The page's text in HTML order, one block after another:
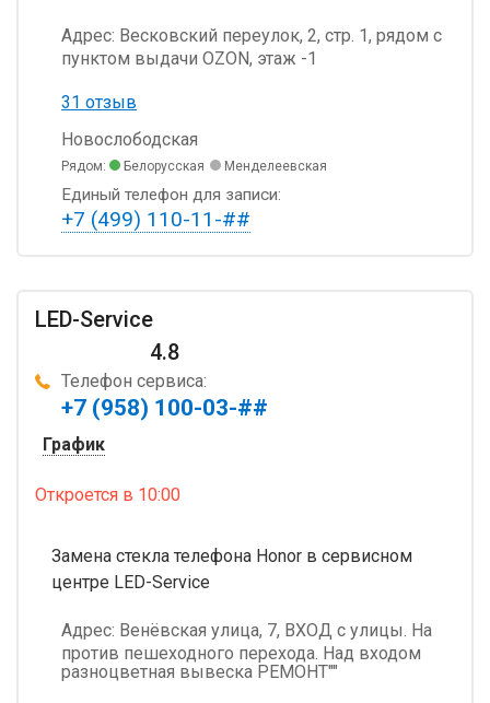
Адрес: Весковский переулок, 2, стр. 1, рядом с
пунктом выдачи OZON, этаж -1
31 отзыв
Новослободская
Рядом: Белорусская Менделеевская
Единый телефон для записи:
+7 (499) 110-11-##
LED-Service
4.8
Телефон сервиса:
+7 (958) 100-03-##
График
Откроется в 10:00
Замена стекла телефона Honor в сервисном
центре LED-Service
Адрес: Венёвская улица, 7, ВХОД с улицы. На
против пешеходного перехода. Над входом
разноцветная вывеска РЕМОНТ""